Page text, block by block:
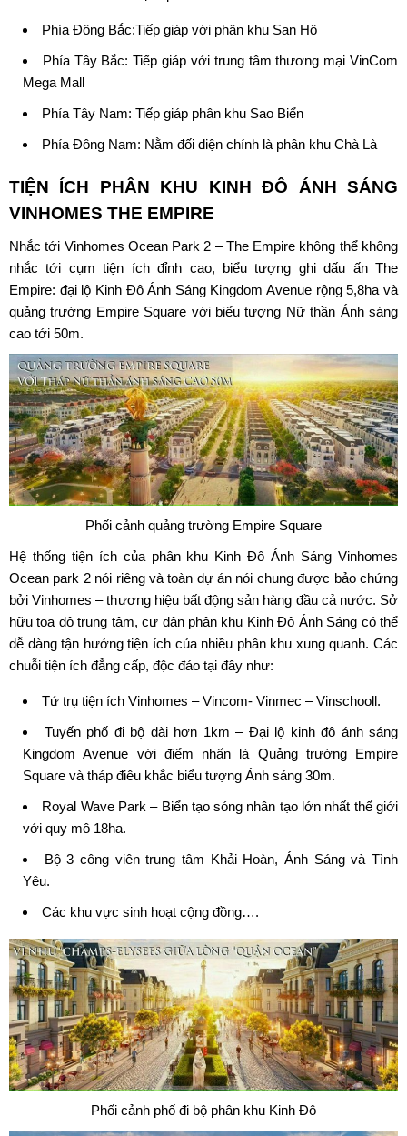
Phía Đông Bắc:Tiếp giáp với phân khu San Hô
Phía Tây Bắc: Tiếp giáp với trung tâm thương mại VinCom
Mega Mall
Phía Tây Nam: Tiếp giáp phân khu Sao Biển
Phía Đông Nam: Nằm đối diện chính là phân khu Chà Là
TIỆN ÍCH PHÂN KHU KINH ĐÔ ÁNH SÁNG
VINHOMES THE EMPIRE
Nhắc tới Vinhomes Ocean Park 2 – The Empire không thể không
nhắc tới cụm tiện ích đỉnh cao, biểu tượng ghi dấu ấn The
Empire: đại lộ Kinh Đô Ánh Sáng Kingdom Avenue rộng 5,8ha và
quảng trường Empire Square với biểu tượng Nữ thần Ánh sáng
cao tới 50m.
Phối cảnh quảng trường Empire Square
Hệ thống tiện ích của phân khu Kinh Đô Ánh Sáng Vinhomes
Ocean park 2 nói riêng và toàn dự án nói chung được bảo chứng
bởi Vinhomes – thương hiệu bất động sản hàng đầu cả nước. Sở
hữu tọa độ trung tâm, cư dân phân khu Kinh Đô Ánh Sáng có thể
dễ dàng tận hưởng tiện ích của nhiều phân khu xung quanh. Các
chuỗi tiện ích đẳng cấp, độc đáo tại đây như:
Tứ trụ tiện ích Vinhomes – Vincom- Vinmec – Vinschooll.
Tuyến phố đi bộ dài hơn 1km – Đại lộ kinh đô ánh sáng
Kingdom Avenue với điểm nhấn là Quảng trường Empire
Square và tháp điêu khắc biểu tượng Ánh sáng 30m.
Royal Wave Park – Biển tạo sóng nhân tạo lớn nhất thế giới
với quy mô 18ha.
Bộ 3 công viên trung tâm Khải Hoàn, Ánh Sáng và Tình
Yêu.
Các khu vực sinh hoạt cộng đồng….
Phối cảnh phố đi bộ phân khu Kinh Đô